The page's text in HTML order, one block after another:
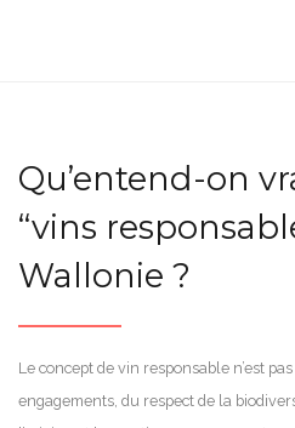
Qu’entend-on
“vins
Wallonie ?
Le concept de vin responsable n’est
engagements, du respect de la